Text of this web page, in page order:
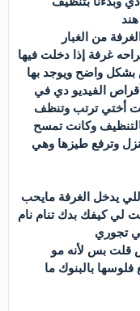
من الغبار
غرفة إذا دخلت فيها
واضح ويوجد بها
بوصه ومشغل أقراص الفيديو دي في
أختي ترتب وتنظف
وكانت تمسح
وترفع طيزها وهي
يدخل الغرفة مايحب
لي كيفك بدك تنام نام
تجوري
قلت بس لأنه مو
بالبنوك ما